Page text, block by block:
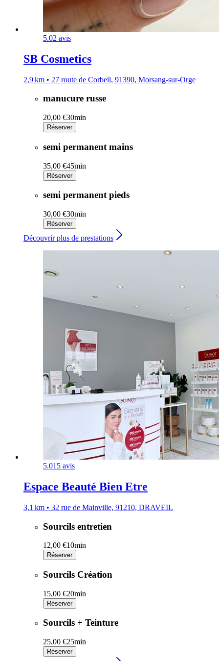
5.02 avis
SB Cosmetics
2,9 km • 27 route de Corbeil, 91390, Morsang-sur-Orge
manucure russe
20,00 €30min
Réserver
semi permanent mains
35,00 €45min
Réserver
semi permanent pieds
30,00 €30min
Réserver
Découvrir plus de prestations
5.015 avis
Espace Beauté Bien Etre
3,1 km • 32 rue de Mainville, 91210, DRAVEIL
Sourcils entretien
12,00 €10min
Réserver
Sourcils Création
15,00 €20min
Réserver
Sourcils + Teinture
25,00 €25min
Réserver